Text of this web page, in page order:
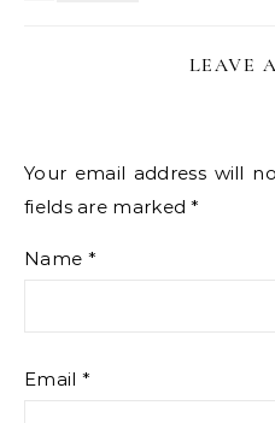
LEAVE
Your email address will
fields are marked*
Name *
Email *